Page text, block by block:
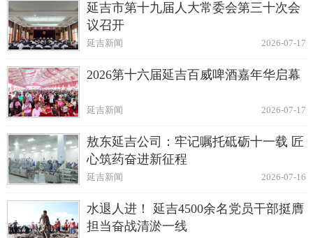
延吉市第十九届人大常委会第三十次会
议召开
2026-07-17
延吉新闻
2026第十六届延吉百威啤酒嘉年华启幕
2026-07-17
延吉新闻
敖东延吉公司：牢记嘱托砥砺十一载 匠
心筑药奋进新征程
2026-07-16
延吉新闻
水退人进！ 延吉4500余名党员干部挺膺
担当奋战清淤一线